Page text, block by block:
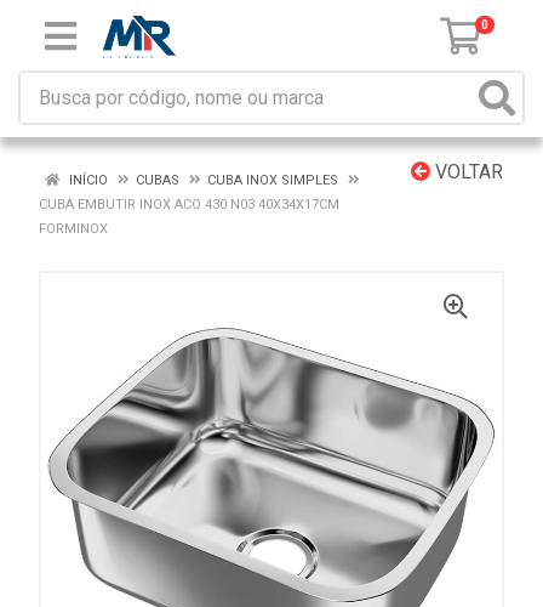
0
VOLTAR
INÍCIO CUBAS
CUBA INOX SIMPLES
CUBA EMBUTIR INOX ACO 430 N03 40X34X17CM
FORMINOX